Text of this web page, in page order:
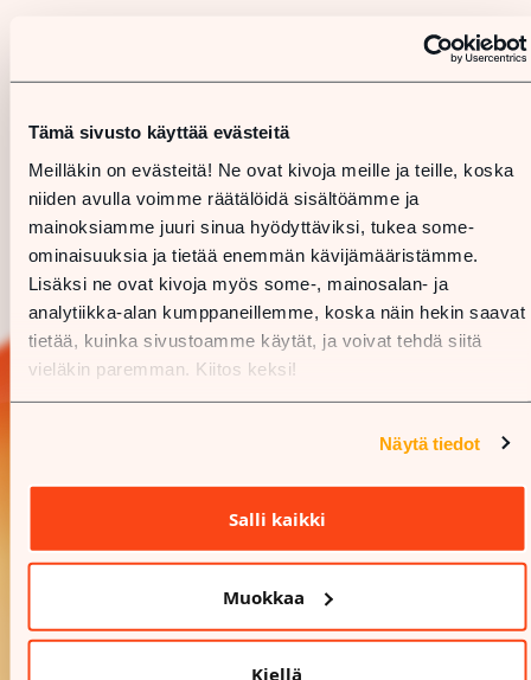
Tämä sivusto käyttää evästeitä
Meilläkin on evästeitä! Ne ovat kivoja meille ja teille, koska
niiden avulla voimme räätälöidä sisältöämme ja
mainoksiamme juuri sinua hyödyttäviksi, tukea some-
ominaisuuksia ja tietää enemmän kävijämääristämme.
Lisäksi ne ovat kivoja myös some-, mainosalan- ja
analytiikka-alan kumppaneillemme, koska näin hekin saavat
tietää, kuinka sivustoamme käytät, ja voivat tehdä siitä
vieläkin paremman. Kiitos keksi!
Näytä tiedot
Salli kaikki
Muokkaa
Kiellä